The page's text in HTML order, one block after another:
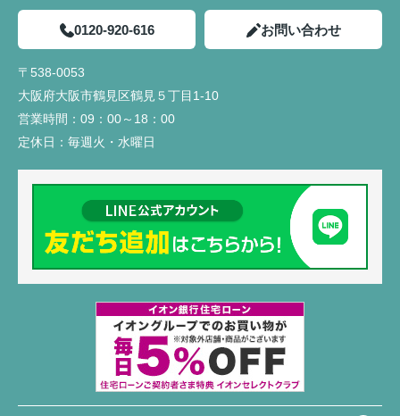
0120-920-616 お問い合わせ
〒538-0053
大阪府大阪市鶴見区鶴見５丁目1-10
営業時間： 09：00～18：00
定休日： 毎週火・水曜日